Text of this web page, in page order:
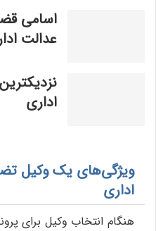
اسامی
عدالت اداری
اداری
ویژگی‌های یک وکیل
اداری
هنگام انتخاب وکیل برای